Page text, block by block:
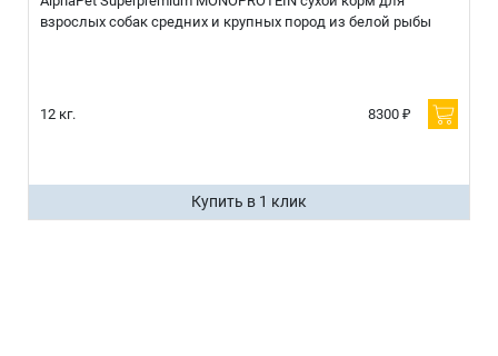
взрослых собак средних и крупных пород из белой рыбы
12 кг. 8300 ₽
Купить в 1 клик